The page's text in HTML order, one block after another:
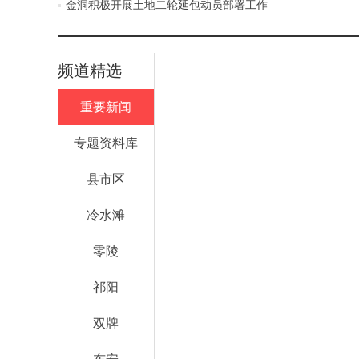
金洞积极开展土地二轮延包动员部署工作
频道精选
重要新闻
专题资料库
县市区
冷水滩
零陵
祁阳
双牌